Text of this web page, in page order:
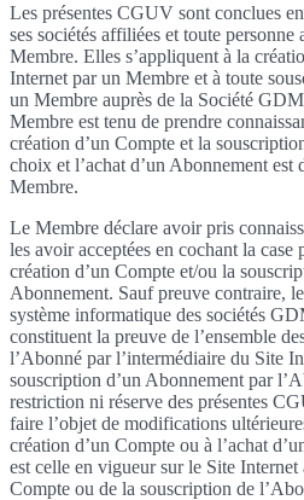
Les présentes CGUV sont conclues
ses sociétés affiliées et toute
Membre. Elles s’appliquent à la
Internet par un Membre et à toute
un Membre auprès de la Société
Membre est tenu de prendre
création d’un Compte et la
choix et l’achat d’un Abonnement est
Membre.
Le Membre déclare avoir pris
les avoir acceptées en cochant la case
création d’un Compte et/ou la
Abonnement. Sauf preuve contraire,
système informatique des sociétés
constituent la preuve de l’ensemble
l’Abonné par l’intermédiaire du Site
souscription d’un Abonnement par
restriction ni réserve des présentes
faire l’objet de modifications
création d’un Compte ou à l’achat
est celle en vigueur sur le Site Internet
Compte ou de la souscription de